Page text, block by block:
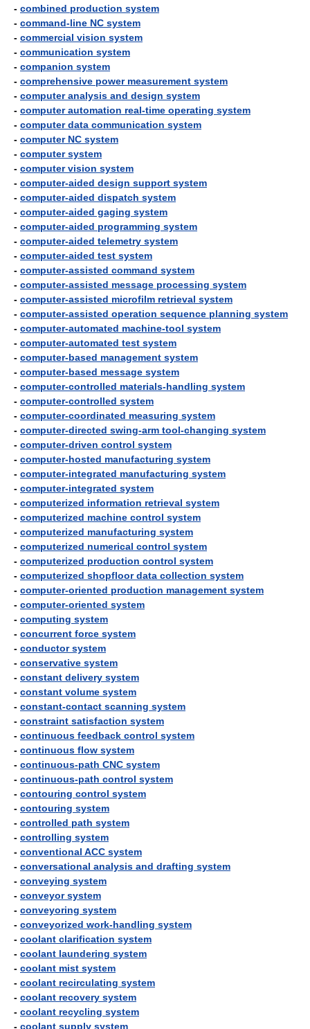
- combined production system
- command-line NC system
- commercial vision system
- communication system
- companion system
- comprehensive power measurement system
- computer analysis and design system
- computer automation real-time operating system
- computer data communication system
- computer NC system
- computer system
- computer vision system
- computer-aided design support system
- computer-aided dispatch system
- computer-aided gaging system
- computer-aided programming system
- computer-aided telemetry system
- computer-aided test system
- computer-assisted command system
- computer-assisted message processing system
- computer-assisted microfilm retrieval system
- computer-assisted operation sequence planning system
- computer-automated machine-tool system
- computer-automated test system
- computer-based management system
- computer-based message system
- computer-controlled materials-handling system
- computer-controlled system
- computer-coordinated measuring system
- computer-directed swing-arm tool-changing system
- computer-driven control system
- computer-hosted manufacturing system
- computer-integrated manufacturing system
- computer-integrated system
- computerized information retrieval system
- computerized machine control system
- computerized manufacturing system
- computerized numerical control system
- computerized production control system
- computerized shopfloor data collection system
- computer-oriented production management system
- computer-oriented system
- computing system
- concurrent force system
- conductor system
- conservative system
- constant delivery system
- constant volume system
- constant-contact scanning system
- constraint satisfaction system
- continuous feedback control system
- continuous flow system
- continuous-path CNC system
- continuous-path control system
- contouring control system
- contouring system
- controlled path system
- controlling system
- conventional ACC system
- conversational analysis and drafting system
- conveying system
- conveyor system
- conveyoring system
- conveyorized work-handling system
- coolant clarification system
- coolant laundering system
- coolant mist system
- coolant recirculating system
- coolant recovery system
- coolant recycling system
- coolant supply system